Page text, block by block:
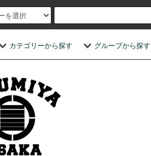
カテゴリーから探す グループから探す